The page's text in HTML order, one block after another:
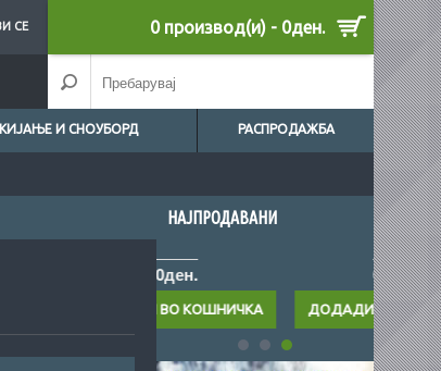
СЕ 0 производ(и) - 0ден.
И СНОУБОРД РАСПРОДАЖБА
НАЈПРОДАВАНИ